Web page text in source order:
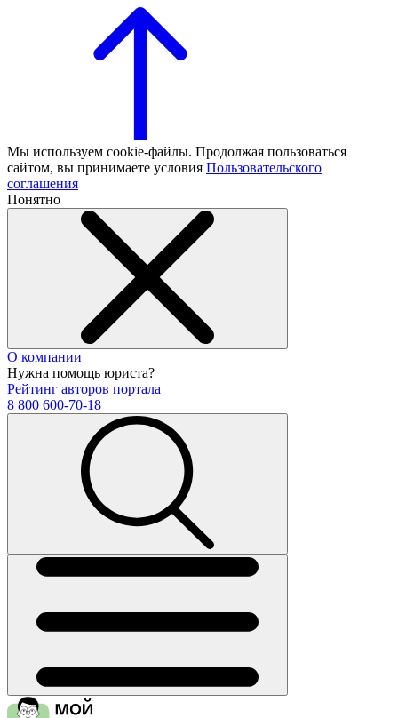
Мы используем cookie-файлы. Продолжая пользоваться
сайтом, вы принимаете условия Пользовательского
соглашения
Понятно
О компании
Нужна помощь юриста?
Рейтинг авторов портала
8 800 600-70-18